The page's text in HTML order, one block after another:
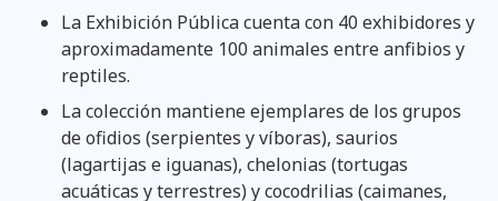
La Exhibición Pública cuenta con 40 exhibidores y
aproximadamente 100 animales entre anfibios y
reptiles.
La colección mantiene ejemplares de los grupos
de ofidios (serpientes y víboras), saurios
(lagartijas e iguanas), chelonias (tortugas
acuáticas y terrestres) y cocodrilias (caimanes,